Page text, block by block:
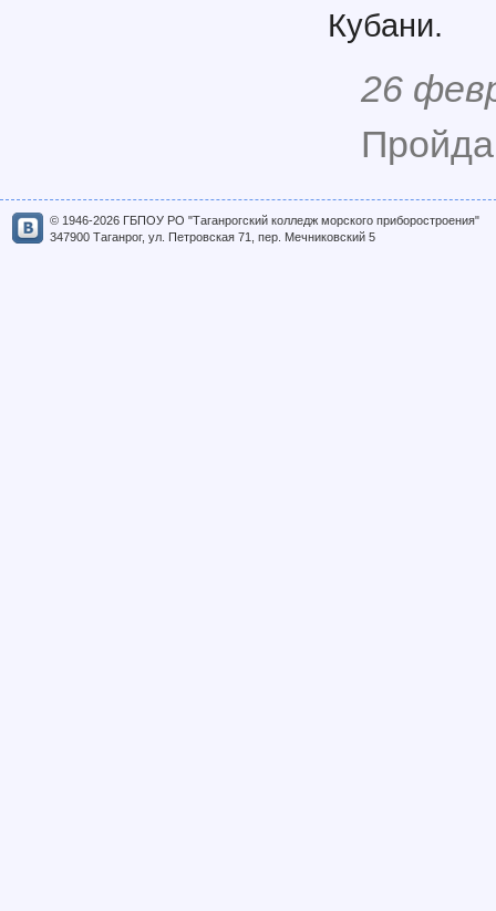
Кубани.
26
© 1946-2026 ГБПОУ РО "Таганрогский колледж морского приборостроения"
347900 Таганрог, ул. Петровская 71, пер. Мечниковский 5